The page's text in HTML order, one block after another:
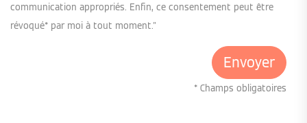
communication appropriés. Enfin, ce consentement peut être
révoqué* par moi à tout moment."
* Champs obligatoires